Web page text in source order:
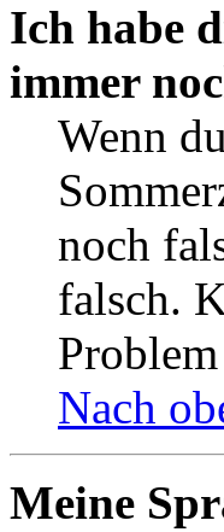
Ich habe
immer
Wenn
noch
falsch.
Nach
Meine